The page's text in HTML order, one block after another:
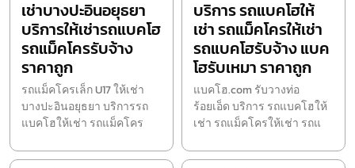
เช่าบางปะอินอยุธยา
บริการให้เช่ารถแบคโฮ
รถแม็คโครรับจ้าง
ราคาถูก
รถแม็คโครเล็ก U17 ให้เช่า
บางปะอินอยุธยา บริการรถ
แบคโฮให้เช่า รถแม็คโคร
บริการ รถแบคโฮให้
เช่า รถแม็คโครให้เช่า
รถแบคโฮรับจ้าง แบค
โฮรับเหมา ราคาถูก
แบคโฮ.com รับวางท่อ
ร้อยเอ็ด บริการ รถแบคโฮให้
เช่า รถแม็คโครให้เช่า รถแ